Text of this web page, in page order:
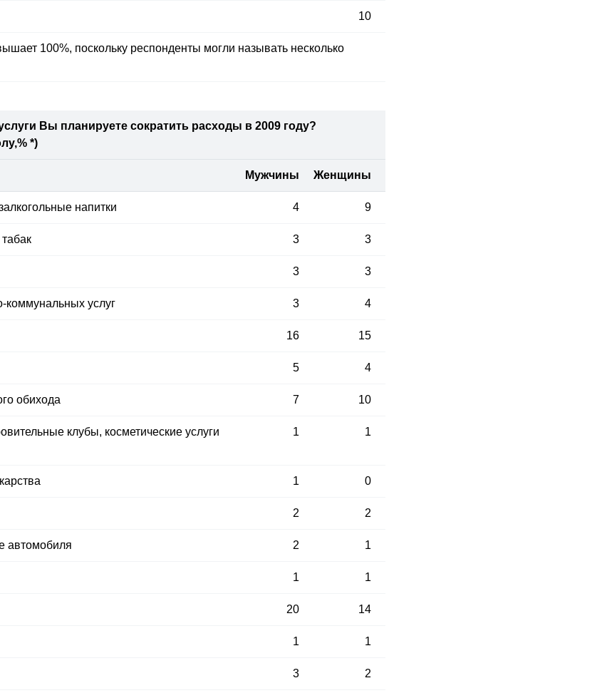
10
100%, поскольку респонденты могли называть несколько
Вы планируете сократить расходы в 2009 году?
*)
Мужчины Женщины
напитки 4 9
3 3
3 3
услуг 3 4
16 15
5 4
обихода 7 10
клубы, косметические услуги
1 1
1 0
2 2
автомобиля 2 1
1 1
20 14
1 1
3 2